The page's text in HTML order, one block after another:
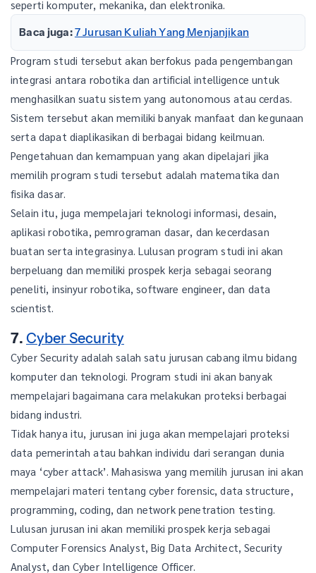
seperti komputer, mekanika, dan elektronika.
Baca juga:7 Jurusan Kuliah Yang Menjanjikan
Program studi tersebut akan berfokus pada pengembangan
integrasi antara robotika dan artificial intelligence untuk
menghasilkan suatu sistem yang autonomous atau cerdas.
Sistem tersebut akan memiliki banyak manfaat dan kegunaan
serta dapat diaplikasikan di berbagai bidang keilmuan.
Pengetahuan dan kemampuan yang akan dipelajari jika
memilih program studi tersebut adalah matematika dan
fisika dasar.
Selain itu, juga mempelajari teknologi informasi, desain,
aplikasi robotika, pemrograman dasar, dan kecerdasan
buatan serta integrasinya. Lulusan program studi ini akan
berpeluang dan memiliki prospek kerja sebagai seorang
peneliti, insinyur robotika, software engineer, dan data
scientist.
7. Cyber Security
Cyber Security adalah salah satu jurusan cabang ilmu bidang
komputer dan teknologi. Program studi ini akan banyak
mempelajari bagaimana cara melakukan proteksi berbagai
bidang industri.
Tidak hanya itu, jurusan ini juga akan mempelajari proteksi
data pemerintah atau bahkan individu dari serangan dunia
maya ‘cyber attack’. Mahasiswa yang memilih jurusan ini akan
mempelajari materi tentang cyber forensic, data structure,
programming, coding, dan network penetration testing.
Lulusan jurusan ini akan memiliki prospek kerja sebagai
Computer Forensics Analyst, Big Data Architect, Security
Analyst, dan Cyber Intelligence Officer.